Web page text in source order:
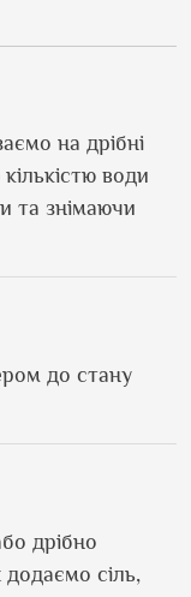
на дрібні
води
та знімаючи
до стану
дрібно
сіль,